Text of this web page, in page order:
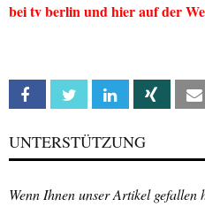
bei tv berlin und hier auf der
Facebook Twitter Linkedin Xing
UNTERSTÜTZUNG
Wenn Ihnen unser Artikel gefallen